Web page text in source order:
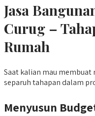
Jasa
Curug –
Rumah
Saat kalian mau
separuh tahapan dalam
Menyusun